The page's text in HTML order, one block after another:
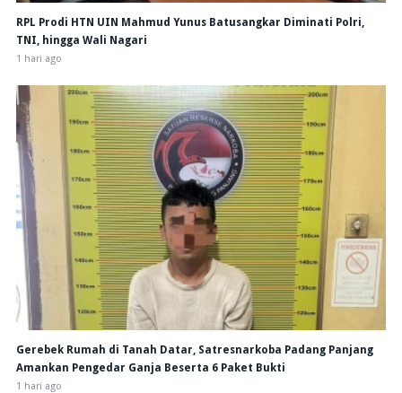
RPL Prodi HTN UIN Mahmud Yunus Batusangkar Diminati Polri,
TNI, hingga Wali Nagari
1 hari ago
Gerebek Rumah di Tanah Datar, Satresnarkoba Padang Panjang
Amankan Pengedar Ganja Beserta 6 Paket Bukti
1 hari ago